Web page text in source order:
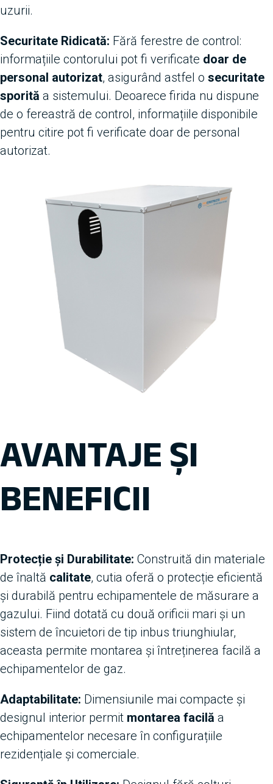
uzurii.
Securitate Ridicată: Fără ferestre de control:
informațiile contorului pot fi verificate doar de
personal autorizat, asigurând astfel o securitate
sporită a sistemului. Deoarece firida nu dispune
de o fereastră de control, informațiile disponibile
pentru citire pot fi verificate doar de personal
autorizat.
AVANTAJE ȘI
BENEFICII
Protecție și Durabilitate: Construită din materiale
de înaltă calitate, cutia oferă o protecție eficientă
și durabilă pentru echipamentele de măsurare a
gazului. Fiind dotată cu două orificii mari și un
sistem de încuietori de tip inbus triunghiular,
aceasta permite montarea și întreținerea facilă a
echipamentelor de gaz.
Adaptabilitate: Dimensiunile mai compacte și
designul interior permit montarea facilă a
echipamentelor necesare în configurațiile
rezidențiale și comerciale.